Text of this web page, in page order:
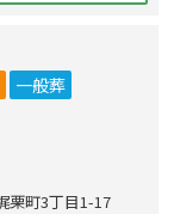
一般葬
栗町3丁目1-17